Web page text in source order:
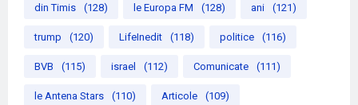
din Timis (128) le Europa FM (128) ani (121)
trump (120) LifeInedit (118) politice (116)
BVB (115) israel (112) Comunicate (111)
le Antena Stars (110) Articole (109)